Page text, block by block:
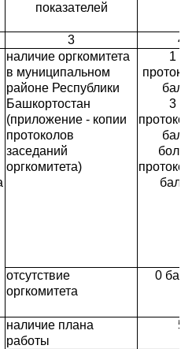
показателей
3
4
наличие оргкомитета
в муниципальном
районе Республики
Башкортостан
(приложение - копии
протоколов
заседаний
оргкомитета)
1 -
3 -
отсутствие
оргкомитета
0
наличие плана
работы
5